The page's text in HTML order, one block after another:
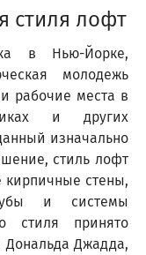
стиля лофт
в Нью-Йорке,
молодежь
рабочие места в
и других
изначально
стиль лофт
кирпичные стены,
и системы
стиля принято
Дональда Джадда,